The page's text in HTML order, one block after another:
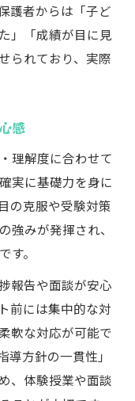
護者からは「子ど
」「成績が目に見
られており、実際
感
理解度に合わせて
実に基礎力を身に
の克服や受験対策
強みが発揮され、
す。
報告や面談が安心
前には集中的な対
軟な対応が可能で
導方針の一貫性」
、体験授業や面談